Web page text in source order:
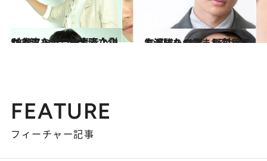
2012.8.3
19歳になった神木隆之介が ベストセラー青春小説に主演
カルチャー 2012.7.2
生瀬勝久の生まれ変わりを演じた18歳、野村周平
カルチャー
FEATURE
フィーチャー記事